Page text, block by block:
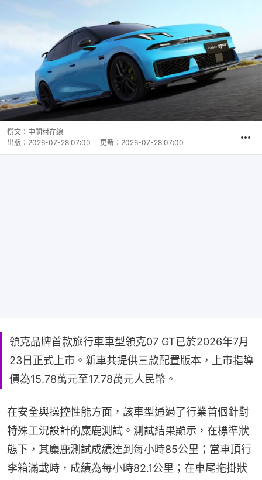
撰文： 中關村在線
出版： 2026-07-28 07:00 更新： 2026-07-28 07:00
領克品牌首款旅行車車型領克07 GT已於2026年7月
23日正式上市。新車共提供三款配置版本，上市指導
價為15.78萬元至17.78萬元人民幣。
在安全與操控性能方面，該車型通過了行業首個針對
特殊工況設計的麋鹿測試。測試結果顯示，在標準狀
態下，其麋鹿測試成績達到每小時85公里；當車頂行
李箱滿載時，成績為每小時82.1公里；在車尾拖掛狀